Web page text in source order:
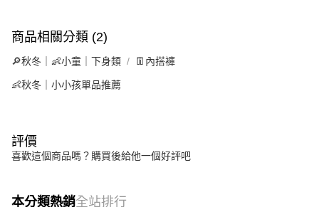
商品相關分類 (2)
🔎秋冬｜👶小童｜下身類 👖內搭褲
👶秋冬｜小小孩單品推薦
評價
喜歡這個商品嗎？購買後給他一個好評吧
本分類熱銷全站排行